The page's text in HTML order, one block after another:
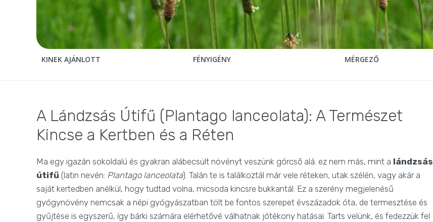
KINEK AJÁNLOTT FÉNYIGÉNY MÉRGEZŐ
A Lándzsás Útifű (Plantago lanceolata): A Természet
Kincse a Kertben és a Réten
Ma egy igazán sokoldalú és gyakran alábecsült növényt veszünk górcső alá: ez nem más, mint a lándzsás
útifű (latin nevén: Plantago lanceolata). Talán te is találkoztál már vele réteken, utak szélén, vagy akár a
saját kertedben anélkül, hogy tudtad volna, micsoda kincsre bukkantál. Ez a szerény megjelenésű
gyógynövény nemcsak a népi gyógyászatban tölt be fontos szerepet évszázadok óta, de termesztése és
gyűjtése is egyszerű, így bárki számára elérhetővé válhatnak jótékony hatásai. Tarts velünk, és fedezzük fel